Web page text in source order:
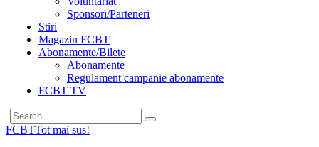
Sponsori/Parteneri
Stiri
Magazin FCBT
Abonamente/Bilete
Abonamente
Regulament campanie abonamente
FCBT TV
FCBTTot mai sus!